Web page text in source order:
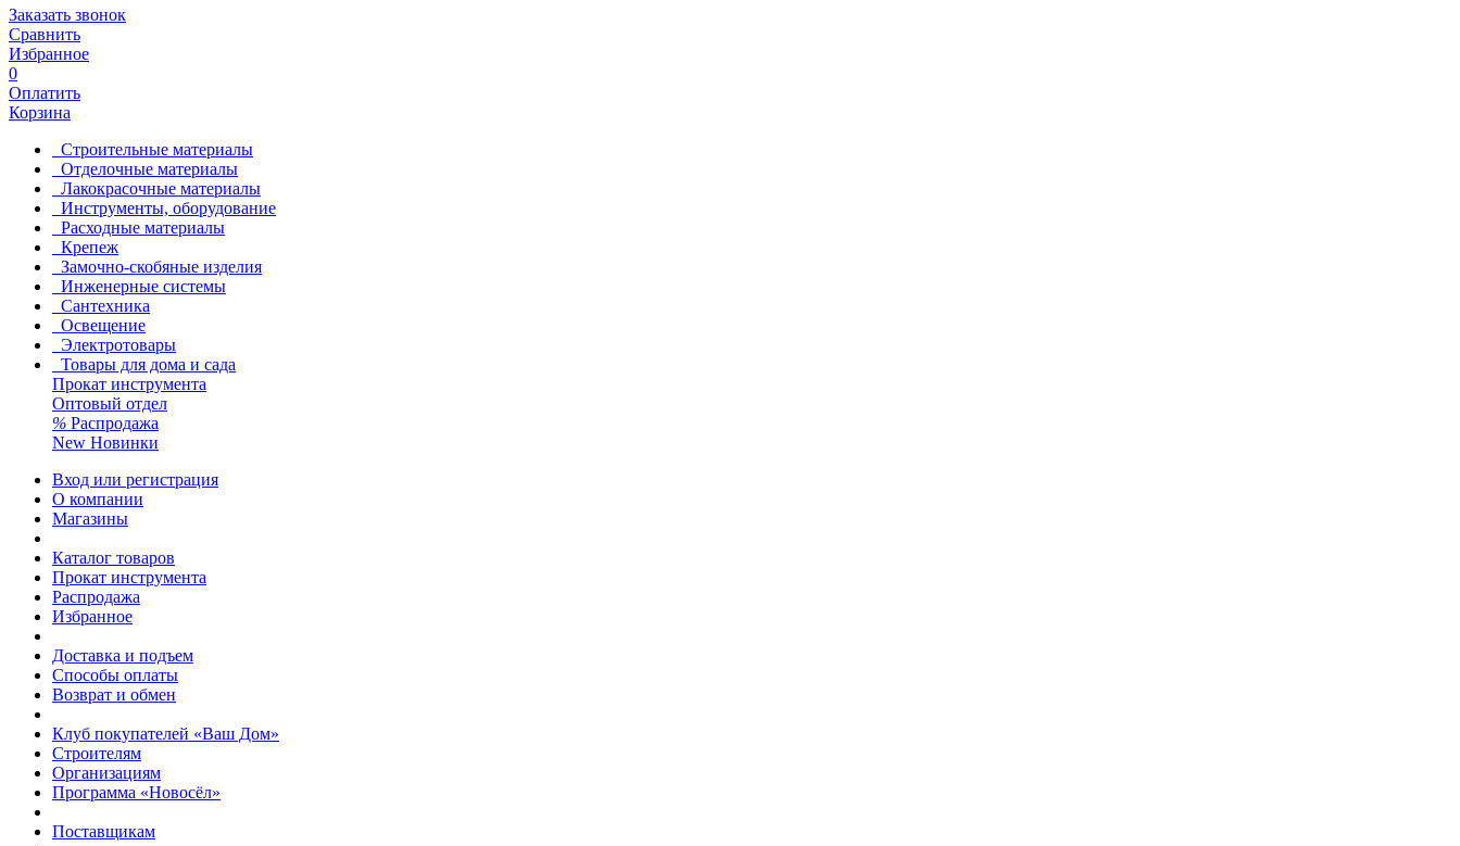
Заказать звонок
Сравнить
Избранное
0
Оплатить
Корзина
Строительные материалы
Отделочные материалы
Лакокрасочные материалы
Инструменты, оборудование
Расходные материалы
Крепеж
Замочно-скобяные изделия
Инженерные системы
Сантехника
Освещение
Электротовары
Товары для дома и сада
Прокат инструмента
Оптовый отдел
% Распродажа
New Новинки
Вход или регистрация
О компании
Магазины
Каталог товаров
Прокат инструмента
Распродажа
Избранное
Доставка и подъем
Способы оплаты
Возврат и обмен
Клуб покупателей «Ваш Дом»
Строителям
Организациям
Программа «Новосёл»
Поставщикам